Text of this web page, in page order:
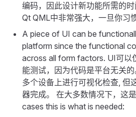
编码，因此设计新功能所需的
Qt QML中非常强大，一旦你习
A piece of UI can be
platform since the functional
across all form factors. UI可以
能测试，因为代码是平台无关
多个设备上进行可视化检查, 但
器完成。 在大多数情况下，这
cases this is what is needed: